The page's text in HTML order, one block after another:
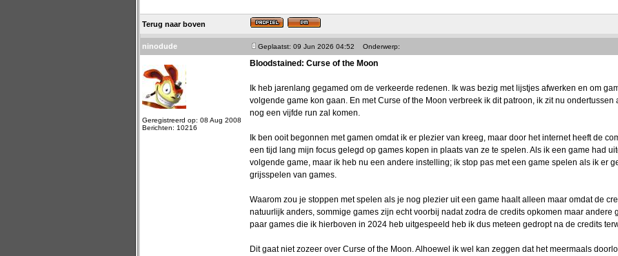
Terug naar boven
ninodude Geplaatst: 09 Jun 2026 04:52 Onderwerp:
Geregistreerd op: 08 Aug 2008
Berichten: 10216
Bloodstained: Curse of the Moon
Ik heb jarenlang gegamed om de verkeerde redenen. Ik was bezig met lijstjes afwerken en om
volgende game kon gaan. En met Curse of the Moon verbreek ik dit patroon, ik zit nu
nog een vijfde run zal komen.
Ik ben ooit begonnen met gamen omdat ik er plezier van kreeg, maar door het internet heeft de
een tijd lang mijn focus gelegd op games kopen in plaats van ze te spelen. Als ik een game had
volgende game, maar ik heb nu een andere instelling; ik stop pas met een game spelen als ik er
grijsspelen van games.
Waarom zou je stoppen met spelen als je nog plezier uit een game haalt alleen maar omdat de
natuurlijk anders, sommige games zijn echt voorbij nadat zodra de credits opkomen maar andere
paar games die ik hierboven in 2024 heb uitgespeeld heb ik dus meteen gedropt na de credits
Dit gaat niet zozeer over Curse of the Moon. Alhoewel ik wel kan zeggen dat het meermaals